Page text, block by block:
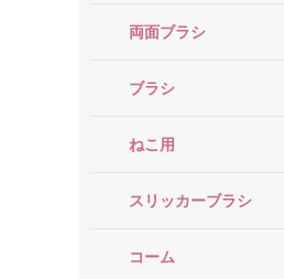
両面ブラシ
ブラシ
ねこ用
スリッカーブラシ
コーム